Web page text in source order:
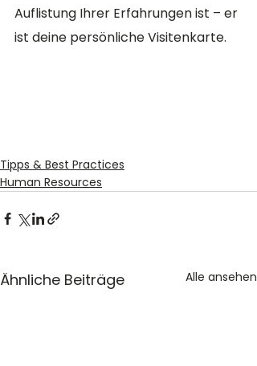
Auflistung Ihrer Erfahrungen ist – er
ist deine persönliche Visitenkarte.
Tipps & Best Practices
Human Resources
Ähnliche Beiträge Alle ansehen